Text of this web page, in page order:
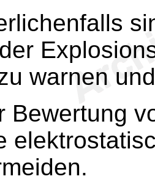
warnen
Bewertung